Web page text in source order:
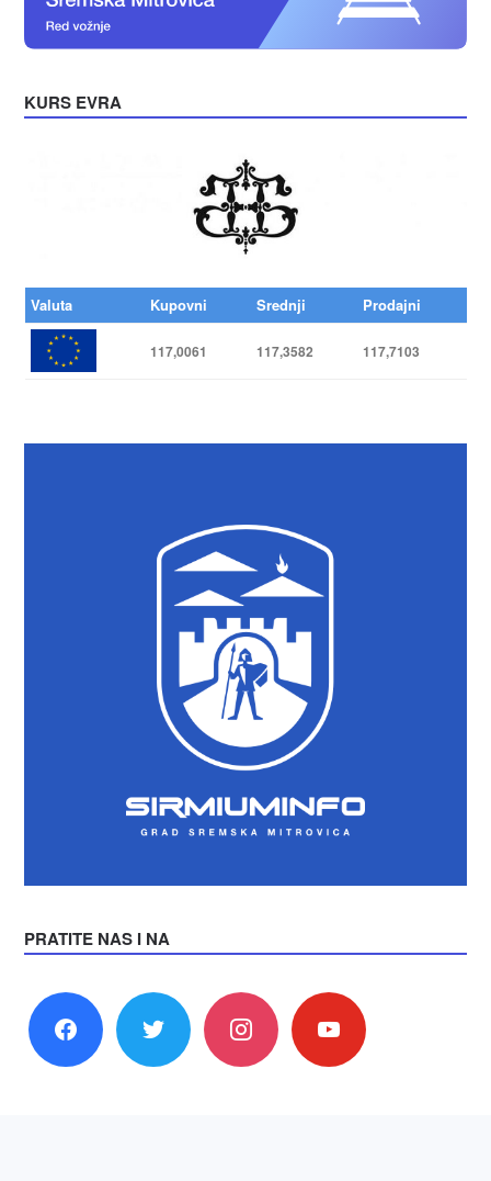
KURS EVRA
Valuta Kupovni Srednji Prodajni
117,0061 117,3582 117,7103
PRATITE NAS I NA
facebook twitter instagram youtube